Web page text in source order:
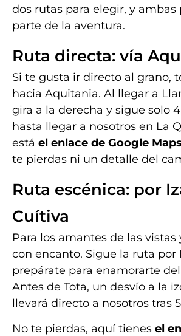
dos rutas para elegir, y
parte de la aventura.
Ruta directa: vía
Si te gusta ir directo al grano,
hacia Aquitania. Al llegar a
gira a la derecha y sigue solo
hasta llegar a nosotros en La
está el enlace de Google Maps
te pierdas ni un detalle del
Ruta escénica: por
Cuítiva
Para los amantes de las vistas
con encanto. Sigue la ruta por
prepárate para enamorarte
Antes de Tota, un desvío a la
llevará directo a nosotros tras
No te pierdas, aquí tienes el